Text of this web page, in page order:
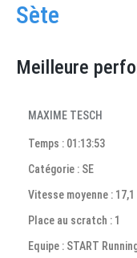
Sète
Meilleure
MAXIME TESCH
Temps : 01:13:53
Catégorie : SE
Vitesse moyenne : 17,1
Place au scratch : 1
Equipe : START